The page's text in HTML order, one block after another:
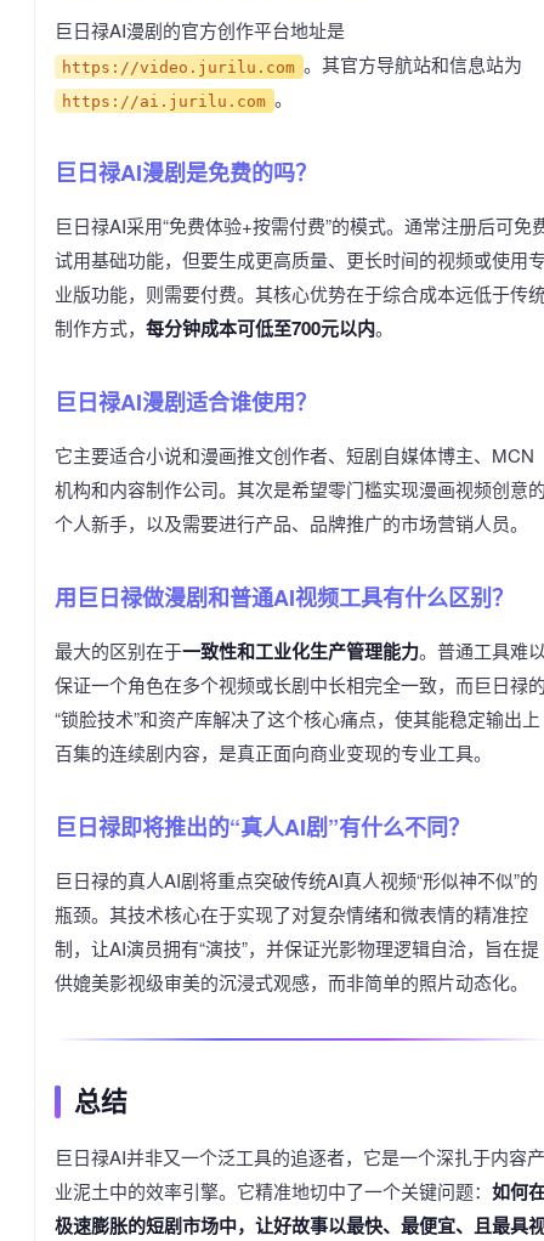
巨日禄AI漫剧的官方创作平台地址是
https://video.jurilu.com 。其官方导航站和信息站为
https://ai.jurilu.com 。
巨日禄AI漫剧是免费的吗？
巨日禄AI采用“免费体验+按需付费”的模式。通常注册后可免
试用基础功能，但要生成更高质量、更长时间的视频或使用
业版功能，则需要付费。其核心优势在于综合成本远低于传
制作方式， 每分钟成本可低至700元以内。
巨日禄AI漫剧适合谁使用？
它主要适合小说和漫画推文创作者、短剧自媒体博主、MCN
机构和内容制作公司。其次是希望零门槛实现漫画视频创意
个人新手，以及需要进行产品、品牌推广的市场营销人员。
用巨日禄做漫剧和普通AI视频工具有什么区别？
最大的区别在于一致性和工业化生产管理能力。普通工具难
保证一个角色在多个视频或长剧中长相完全一致，而巨日禄
“锁脸技术”和资产库解决了这个核心痛点，使其能稳定输出上
百集的连续剧内容，是真正面向商业变现的专业工具。
巨日禄即将推出的“真人AI剧”有什么不同？
巨日禄的真人AI剧将重点突破传统AI真人视频“形似神不似”的
瓶颈。其技术核心在于实现了对复杂情绪和微表情的精准控
制，让AI演员拥有“演技”，并保证光影物理逻辑自洽，旨在提
供媲美影视级审美的沉浸式观感，而非简单的照片动态化。
总结
巨日禄AI并非又一个泛工具的追逐者，它是一个深扎于内容产
业泥土中的效率引擎。它精准地切中了一个关键问题： 如何
极速膨胀的短剧市场中，让好故事以最快、最便宜、且最具